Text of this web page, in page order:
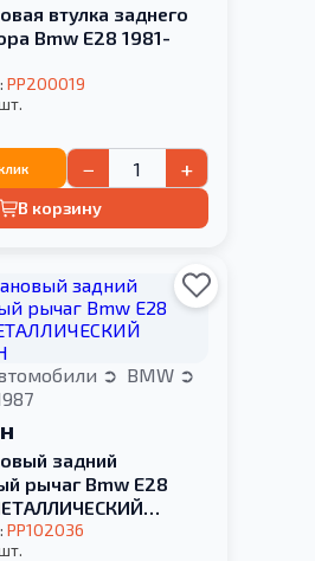
втулка заднего
Bmw E28 1981-
PP200019
− +
В корзину
BMW
задний
рычаг Bmw E28
PP102036